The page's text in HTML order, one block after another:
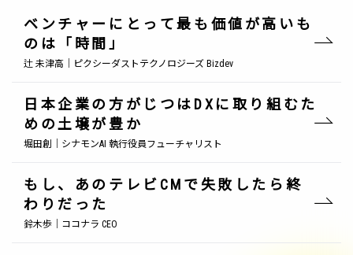
ベンチャーにとって最も価値が高いも
のは「時間」
辻 未津高｜ピクシーダストテクノロジーズ Bizdev
日本企業の方がじつはDXに取り組むた
めの土壌が豊か
堀田創｜シナモンAI 執行役員フューチャリスト
もし、あのテレビCMで失敗したら終
わりだった
鈴木歩｜ココナラ CEO